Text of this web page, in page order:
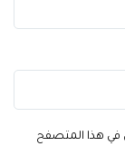
في هذا المتصفح